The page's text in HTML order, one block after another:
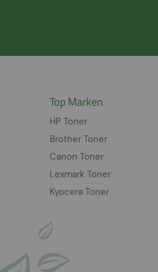
Top Marken
HP Toner
Brother Toner
Canon Toner
Lexmark Toner
Kyocera Toner